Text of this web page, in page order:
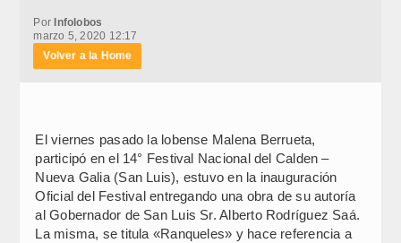
Por Infolobos
marzo 5, 2020 12:17
Volver a la Home
El viernes pasado la lobense Malena Berrueta,
participó en el 14° Festival Nacional del Calden –
Nueva Galia (San Luis), estuvo en la inauguración
Oficial del Festival entregando una obra de su autoría
al Gobernador de San Luis Sr. Alberto Rodríguez Saá.
La misma, se titula «Ranqueles» y hace referencia a